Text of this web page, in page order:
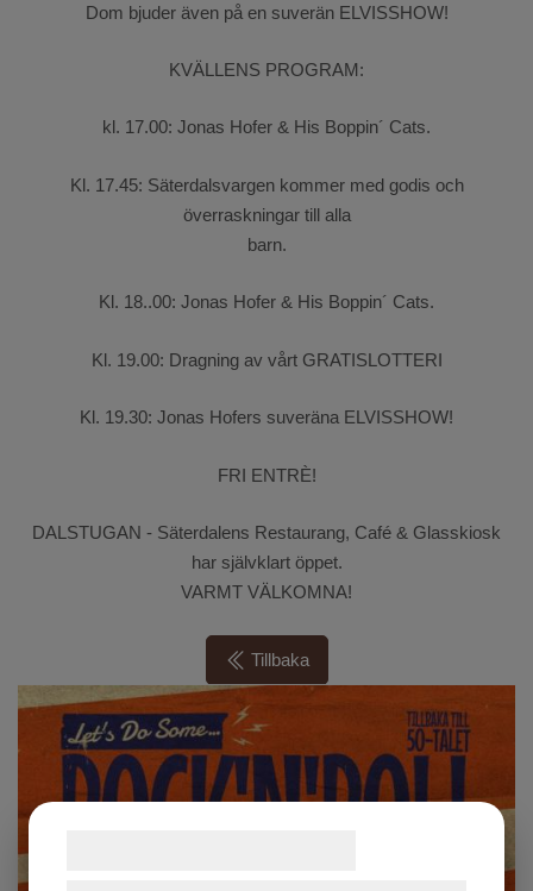
Dom bjuder även på en suverän ELVISSHOW!
KVÄLLENS PROGRAM:
kl. 17.00: Jonas Hofer & His Boppin´ Cats.
Kl. 17.45: Säterdalsvargen kommer med godis och
överraskningar till alla
barn.
Kl. 18..00: Jonas Hofer & His Boppin´ Cats.
Kl. 19.00: Dragning av vårt GRATISLOTTERI
Kl. 19.30: Jonas Hofers suveräna ELVISSHOW!
FRI ENTRÈ!
DALSTUGAN - Säterdalens Restaurang, Café & Glasskiosk
har självklart öppet.
VARMT VÄLKOMNA!
Tillbaka